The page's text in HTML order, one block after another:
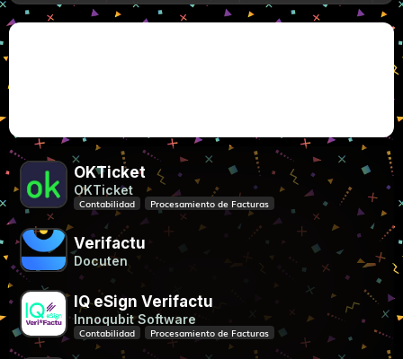
OKTicket
OKTicket
Contabilidad Procesamiento de Facturas
Verifactu
Docuten
IQ eSign Verifactu
Innoqubit Software
Contabilidad Procesamiento de Facturas